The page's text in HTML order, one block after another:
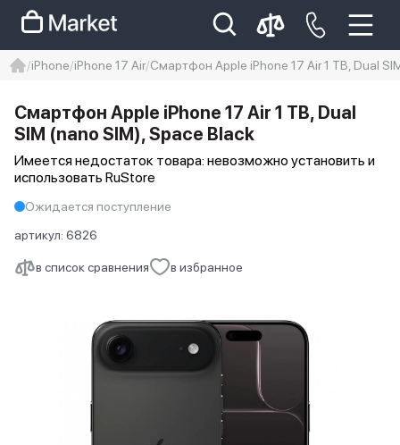
Iphone 14 pro max
айфон 14
iPhone iPhone 17 Air Смартфон Apple iPhone 17 Air 1 TB, Dual
в список сравнения в избранное
Смартфон Apple iPhone 17 Air 1 TB, Dual
SIM (nano SIM), Space Black
Имеется недостаток товара: невозможно установить и
использовать RuStore
Ожидается поступление
артикул: 6826